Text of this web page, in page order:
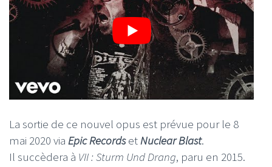
La sortie de ce nouvel opus est prévue pour le 8
mai 2020 via Epic Recordset Nuclear Blast.
Il succèdera à VII : Sturm Und Drang, paru en 2015.